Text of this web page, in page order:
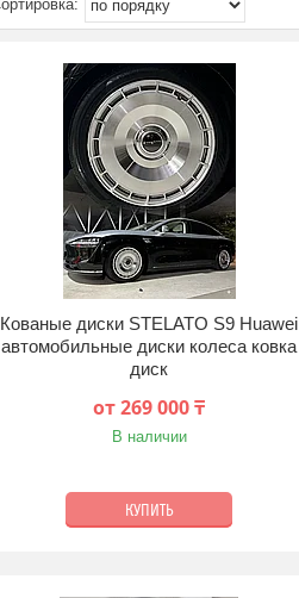
Кованые диски STELATO S9 Huawei
автомобильные диски колеса ковка
диск
от 269 000 ₸
В наличии
КУПИТЬ